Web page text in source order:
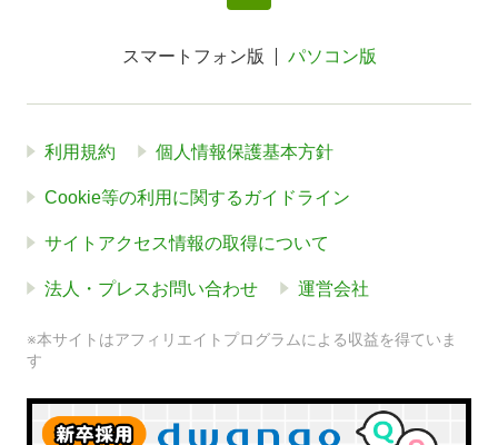
スマートフォン版 パソコン版
利用規約 個人情報保護基本方針
Cookie等の利用に関するガイドライン
サイトアクセス情報の取得について
法人・プレスお問い合わせ 運営会社
※本サイトはアフィリエイトプログラムによる収益を得ていま
す